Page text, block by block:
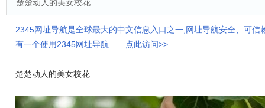
楚楚动人的美女校花
2345网址导航是全球最大的中文信息入口之一,网址导航安全、可信
有一个使用2345网址导航……点此访问>>
楚楚动人的美女校花